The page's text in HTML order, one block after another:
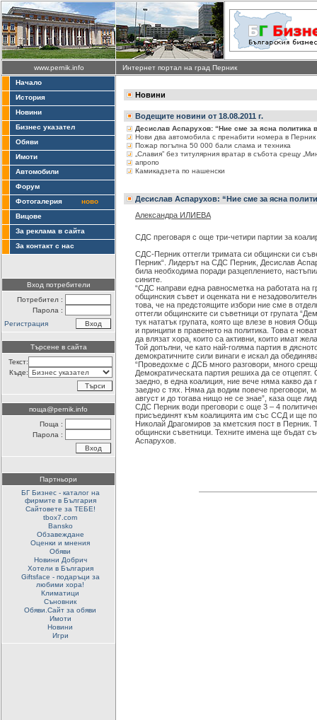
www.pernik.info
Интернет портал на град Перник
Начало
История
Новини
Бизнес указател
Обяви
Имоти
Автомобили
Форум
Фотогалерия
ново
Вицове
За реклама в сайта
За контакт с нас
Вход потребители
Потребител :
Парола :
Регистрация
Търсене в сайта
Текст:
Къде:
поща@pernik.info
Поща :
Парола :
Партньори
БГ Бизнес - каталог на
фирмите в България
Сайтовете за ТЕБЕ!
tbox7.com
Bansko
Обзавеждане
Оценки и мнения
Обяви
Новини Добрич
Хотели в България
Giftsface - подаръци за
любими хора!
Климатици
Съновник
Обяви.Сайт за обяви
Имоти
Новини
Игри
Новини
Водещите новини от 18.08.2011 г.
Десислав Аспарухов: “Ние сме за ясна политика
Нови два автомобила с пренабити номера в Перник
Пожар погълна 50 000 бали слама и техника
„Славия” без титулярния вратар в събота срещу
апропо
Камикадзета по нашенски
Десислав Аспарухов: “Ние сме за ясна
Александра ИЛИЕВА
СДС преговаря с още три-четири партии за
СДС-Перник оттегли тримата си общински си
Перник“. Лидерът на СДС Перник, Десислав
била необходима поради разцеплението,
сините.
“СДС направи една равносметка на работата на
общинския съвет и оценката ни е
това, че на предстоящите избори ние сме в
оттегли общинските си съветници от групата
тук нататък групата, която ще влезе в новия
и принципи в правенето на политика. Това е
да влязат хора, които са активни, които имат
Той допълни, че като най-голяма партия в
демократичните сили винаги е искал да
“Проведохме с ДСБ много разговори, много
Демократическата партия решиха да се
заедно, в една коалиция, ние вече няма какво
заедно с тях. Няма да водим повече преговори,
август и до тогава нищо не се знае”, каза още
СДС Перник води преговори с още 3 – 4
присъединят към коалицията им със ССД и ще
Николай Драгомиров за кметския пост в Перник.
общински съветници. Техните имена ще бъдат
Аспарухов.